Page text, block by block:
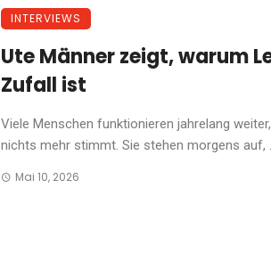
INTERVIEWS
Ute Männer zeigt, warum
Zufall ist
Viele Menschen funktionieren jahrelang
nichts mehr stimmt. Sie stehen morgens auf,
Mai 10, 2026